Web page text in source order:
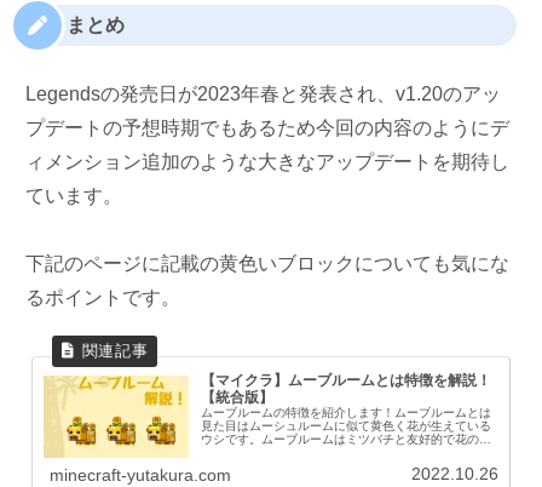
まとめ
Legendsの発売日が2023年春と発表され、v1.20のアッ
プデートの予想時期でもあるため今回の内容のようにデ
ィメンション追加のような大きなアップデートを期待し
ています。
下記のページに記載の黄色いブロックについても気にな
るポイントです。
【マイクラ】ムーブルームとは特徴を解説！
【統合版】
ムーブルームの特徴を紹介します！ムーブルームとは
見た目はムーシュルームに似て黄色く花が生えている
ウシです。ムーブルームはミツバチと友好的で花の森
minecraft-yutakura.com 2022.10.26